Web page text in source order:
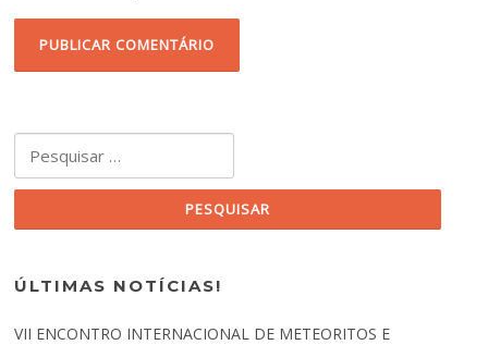
ÚLTIMAS NOTÍCIAS!
VII ENCONTRO INTERNACIONAL DE METEORITOS E